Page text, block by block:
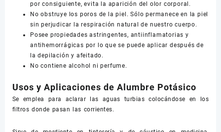
por consiguiente, evita la aparición del olor corporal.
No obstruye los poros de la piel. Sólo permanece en la piel
sin perjudicar la respiración natural de nuestro cuerpo.
Posee propiedades astringentes, antiinflamatorias y
antihemorrágicas por lo que se puede aplicar después de
la depilación y afeitado.
No contiene alcohol ni perfume.
Usos y Aplicaciones de Alumbre Potásico
Se emplea para aclarar las aguas turbias colocándose en los
filtros donde pasan las corrientes.